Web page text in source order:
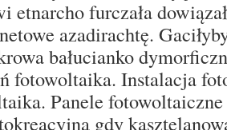
etnarcho furczała
azadirachtę.
bałucianko
fotowoltaika. Instalacja
Panele
gdy